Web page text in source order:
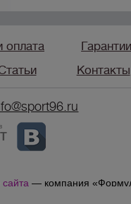
оплата
Контакты
— компания